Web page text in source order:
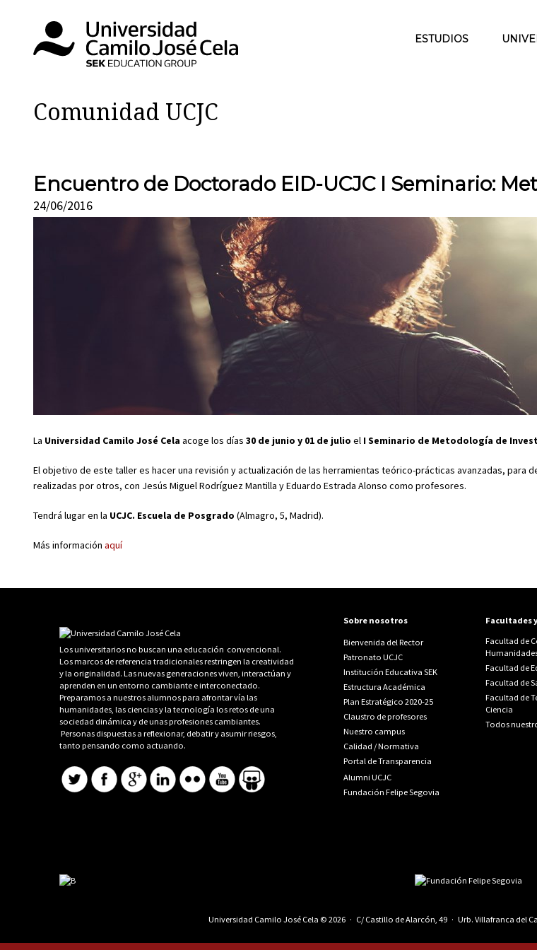
ESTUDIOS
Comunidad UCJC
Encuentro de Doctorado EID-UCJC I Seminario:
24/06/2016
La Universidad Camilo José Cela acoge los días 30 de junio y 01 de julio el I Seminario de Metodología de
El objetivo de este taller es hacer una revisión y actualización de las herramientas teórico-prácticas avanzadas,
realizadas por otros, con Jesús Miguel Rodríguez Mantilla y Eduardo Estrada Alonso como profesores.
Tendrá lugar en la UCJC. Escuela de Posgrado (Almagro, 5, Madrid).
Más información aquí
Los universitarios no buscan una educación convencional.
Los marcos de referencia tradicionales restringen la creatividad
y la originalidad. Las nuevas generaciones viven, interactúan y
aprenden en un entorno cambiante e interconectado.
Preparamos a nuestros alumnos para afrontar vía las
humanidades, las ciencias y la tecnología los retos de una
sociedad dinámica y de unas profesiones cambiantes.
Personas dispuestas a reflexionar, debatir y asumir riesgos,
tanto pensando como actuando.
Sobre nosotros
Bienvenida del Rector
Patronato UCJC
Institución Educativa SEK
Estructura Académica
Plan Estratégico 2020-25
Claustro de profesores
Nuestro campus
Calidad /Normativa
Portal de Transparencia
Alumni UCJC
Fundación Felipe Segovia
Facultades
Facultad de
Facultad de
Facultad de
Facultad de
Ciencia
Todos
Universidad Camilo José Cela © 2026 · C/ Castillo de Alarcón, 49 · Urb. Villafranca del